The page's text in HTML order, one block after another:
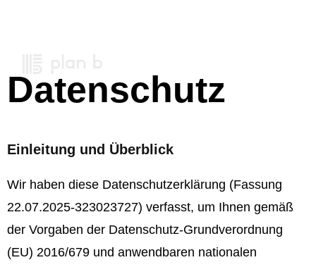
Datenschutz
Einleitung und Überblick
Wir haben diese Datenschutzerklärung (Fassung
22.07.2025-323023727) verfasst, um Ihnen gemäß
der Vorgaben der Datenschutz-Grundverordnung
(EU) 2016/679 und anwendbaren nationalen